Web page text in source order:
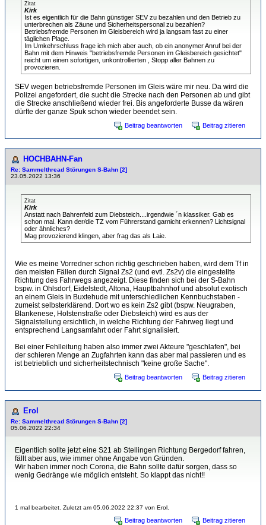
Zitat
Kirk
Ist es eigentlich für die Bahn günstiger SEV zu bezahlen und den Betrieb zu
unterbrechen als Zäune und Sicherheitspersonal zu bezahlen?
Betriebsfremde Personen im Gleisbereich wird ja langsam fast zu einer
täglichen Plage.
Im Umkehrschluss frage ich mich aber auch, ob ein anonymer Anruf bei der
Bahn mit dem Hinweis "betriebsfremde Personen im Gleisbereich gesichtet"
reicht um einen sofortigen, unkontrollierten , Stopp aller Bahnen zu
provozieren.
SEV wegen betriebsfremde Personen im Gleis wäre mir neu. Da wird die
Polizei angefordert, die sucht die Strecke nach den Personen ab und gibt
die Strecke anschließend wieder frei. Bis angeforderte Busse da wären
dürfte der ganze Spuk schon wieder beendet sein.
Beitrag beantworten Beitrag zitieren
HOCHBAHN-Fan
Re: Sammelthread Störungen S-Bahn [2]
23.05.2022 13:36
Zitat
Kirk
Anstatt nach Bahrenfeld zum Diebsteich....irgendwie ´n klassiker. Gab es
schon mal. Kann der/die TZ vom Führerstand garnicht erkennen? Lichtsignal
oder ähnliches?
Mag provozierend klingen, aber frag das als Laie.
Wie es meine Vorredner schon richtig geschrieben haben, wird dem Tf in
den meisten Fällen durch Signal Zs2 (und evtl. Zs2v) die eingestellte
Richtung des Fahrwegs angezeigt. Diese finden sich bei der S-Bahn
bspw. in Ohlsdorf, Eidelstedt, Altona, Hauptbahnhof und absolut exotisch
an einem Gleis in Buxtehude mit unterschiedlichen Kennbuchstaben -
zumeist selbsterklärend. Dort wo es kein Zs2 gibt (bspw. Neugraben,
Blankenese, Holstenstraße oder Diebsteich) wird es aus der
Signalstellung ersichtlich, in welche Richtung der Fahrweg liegt und
entsprechend Langsamfahrt oder Fahrt signalisiert.
Bei einer Fehlleitung haben also immer zwei Akteure "geschlafen", bei
der schieren Menge an Zugfahrten kann das aber mal passieren und es
ist betrieblich und sicherheitstechnisch "keine große Sache".
Beitrag beantworten Beitrag zitieren
Erol
Re: Sammelthread Störungen S-Bahn [2]
05.06.2022 22:34
Eigentlich sollte jetzt eine S21 ab Stellingen Richtung Bergedorf fahren,
fällt aber aus, wie immer ohne Angabe von Gründen.
Wir haben immer noch Corona, die Bahn sollte dafür sorgen, dass so
wenig Gedränge wie möglich entsteht. So klappt das nicht!!
1 mal bearbeitet. Zuletzt am 05.06.2022 22:37 von Erol.
Beitrag beantworten Beitrag zitieren